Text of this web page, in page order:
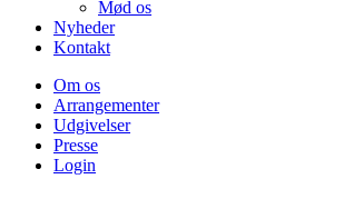
Mød os
Nyheder
Kontakt
Om os
Arrangementer
Udgivelser
Presse
Login